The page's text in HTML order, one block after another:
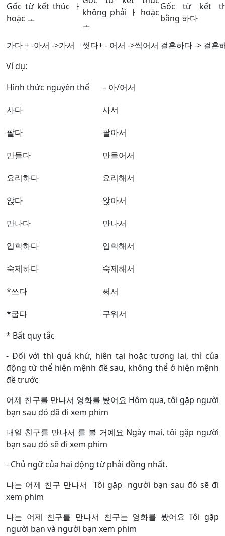
Gốc từ kết thúc ㅏ
hoặc ㅗ
không phải ㅏ hoặc
ㅗ
Gốc từ kết
bằng 하다
가다 + -아서 ->가서 씻다+ - 어서 ->씩어서 걸혼하다 -> 걸혼
Ví dụ:
Hình thức nguyên thể
– 아/어서
사다 사서
팔다 팔아서
만들다 만들어서
요리하다 요리해서
앉다 앉아서
만나다 만나서
입학하다 입학해서
숙제하다 숙제해서
*쓰다 써서
*굽다
구워서
* Bất quy tắc
- Đối với thì quá khứ, hiên tại hoặc tương lai, thì của
động từ thể hiện mệnh đề sau, không thể ở hiện mệnh
đề trước
어제 친구를 만나서 영화를 봤어요 Hôm qua, tôi gặp người
bạn sau đó đã đi xem phim
내일 친구를 만나서 를 볼 거예요 Ngày mai, tôi gặp người
bạn sau đó sẽ đi xem phim
- Chủ ngữ của hai động từ phải đồng nhất.
나는 어제 친구 만나서 Tôi gặp người bạn sau đó sẽ đi
xem phim
나는 어제 친구를 만나서 친구는 영화를 봤어요 Tôi gặp
người bạn và người bạn xem phim